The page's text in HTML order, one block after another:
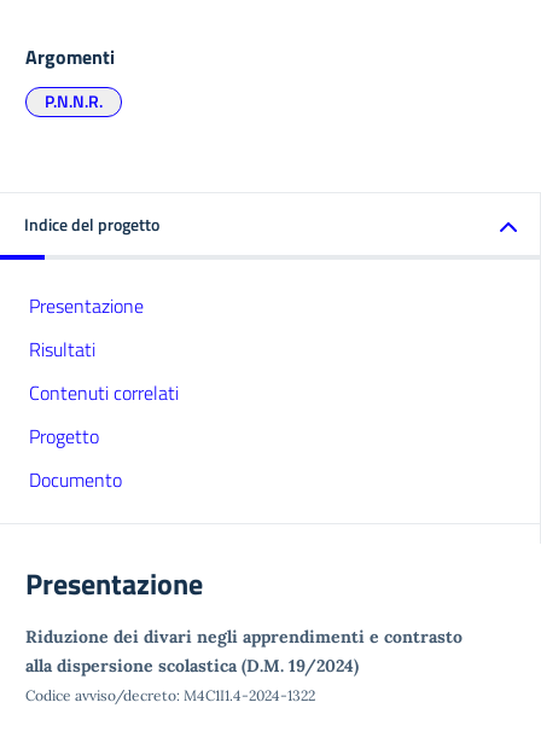
Argomenti
P.N.N.R.
Indice del progetto
Presentazione
Risultati
Contenuti correlati
Progetto
Documento
Presentazione
Riduzione dei divari negli apprendimenti e contrasto
alla dispersione scolastica (D.M. 19/2024)
Codice avviso/decreto: M4C1I1.4-2024-1322